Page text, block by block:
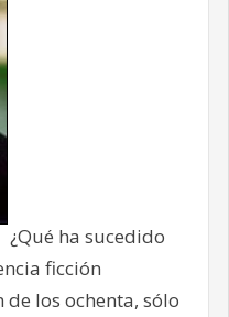
¿Qué ha sucedido
ficción
de los ochenta, sólo